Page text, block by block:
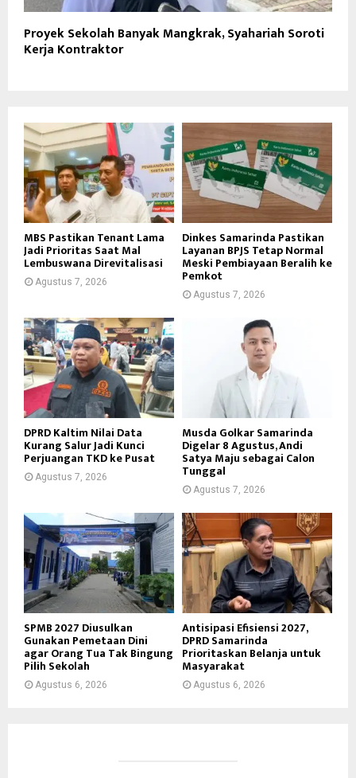
Proyek Sekolah Banyak Mangkrak, Syahariah Soroti
Kerja Kontraktor
MBS Pastikan Tenant Lama
Jadi Prioritas Saat Mal
Lembuswana Direvitalisasi
Agustus 7, 2026
Dinkes Samarinda Pastikan
Layanan BPJS Tetap Normal
Meski Pembiayaan Beralih ke
Pemkot
Agustus 7, 2026
DPRD Kaltim Nilai Data
Kurang Salur Jadi Kunci
Perjuangan TKD ke Pusat
Agustus 7, 2026
Musda Golkar Samarinda
Digelar 8 Agustus, Andi
Satya Maju sebagai Calon
Tunggal
Agustus 7, 2026
SPMB 2027 Diusulkan
Gunakan Pemetaan Dini
agar Orang Tua Tak Bingung
Pilih Sekolah
Agustus 6, 2026
Antisipasi Efisiensi 2027,
DPRD Samarinda
Prioritaskan Belanja untuk
Masyarakat
Agustus 6, 2026